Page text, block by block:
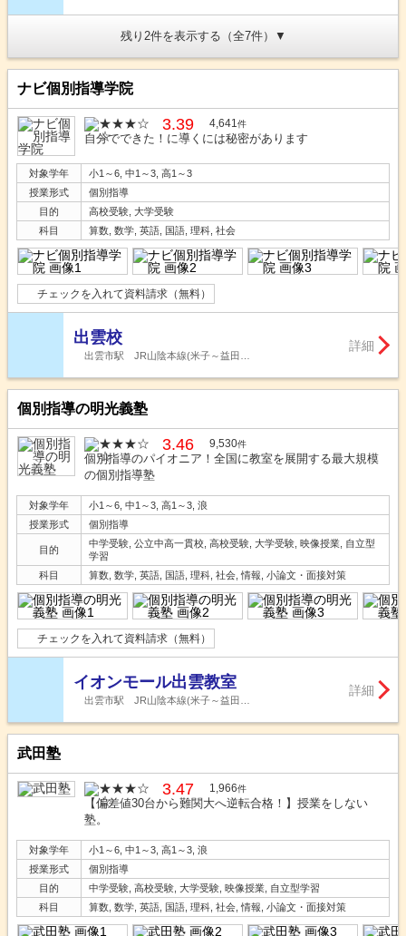
残り2件を表示する（全7件）
ナビ個別指導学院
3.39 4,641件
自分でできた！に導くには秘密があります
対象学年
小1～6, 中1～3, 高1～3
授業形式
個別指導
目的
高校受験, 大学受験
科目
算数, 数学, 英語, 国語, 理科, 社会
チェックを入れて資料請求（無料）
出雲校
出雲市駅 JR山陰本線(米子～益田…
詳細
個別指導の明光義塾
3.46 9,530件
個別指導のパイオニア！全国に教室を展開する最大規模
の個別指導塾
対象学年
小1～6, 中1～3, 高1～3, 浪
授業形式
個別指導
目的
中学受験, 公立中高一貫校, 高校受験, 大学受験, 映像授業, 自立型
学習
科目
算数, 数学, 英語, 国語, 理科, 社会, 情報, 小論文・面接対策
チェックを入れて資料請求（無料）
イオンモール出雲教室
出雲市駅 JR山陰本線(米子～益田…
詳細
武田塾
3.47 1,966件
【偏差値30台から難関大へ逆転合格！】授業をしない
塾。
対象学年
小1～6, 中1～3, 高1～3, 浪
授業形式
個別指導
目的
中学受験, 高校受験, 大学受験, 映像授業, 自立型学習
科目
算数, 数学, 英語, 国語, 理科, 社会, 情報, 小論文・面接対策